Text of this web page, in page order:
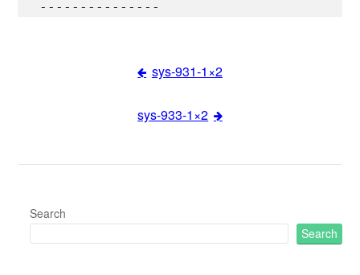
sys-931-1×2
sys-933-1×2
Search
Search